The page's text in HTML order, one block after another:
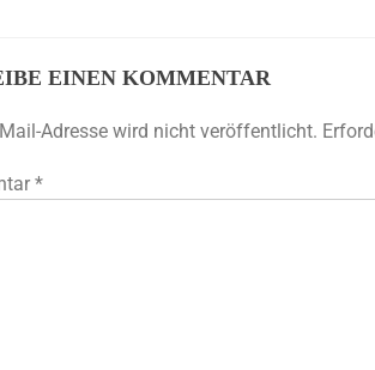
EINEN KOMMENTAR
Adresse wird nicht veröffentlicht.
*